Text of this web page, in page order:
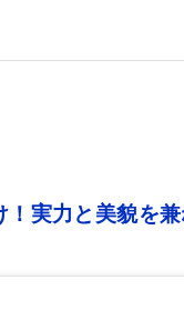
実力と美貌を